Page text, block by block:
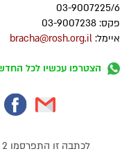
03-9007225/6
פקס: 03-9007238
איימל: bracha@rosh.org.il
הצטרפו עכשיו לכל
לכתבה זו התפרסמו 2 תגובות -